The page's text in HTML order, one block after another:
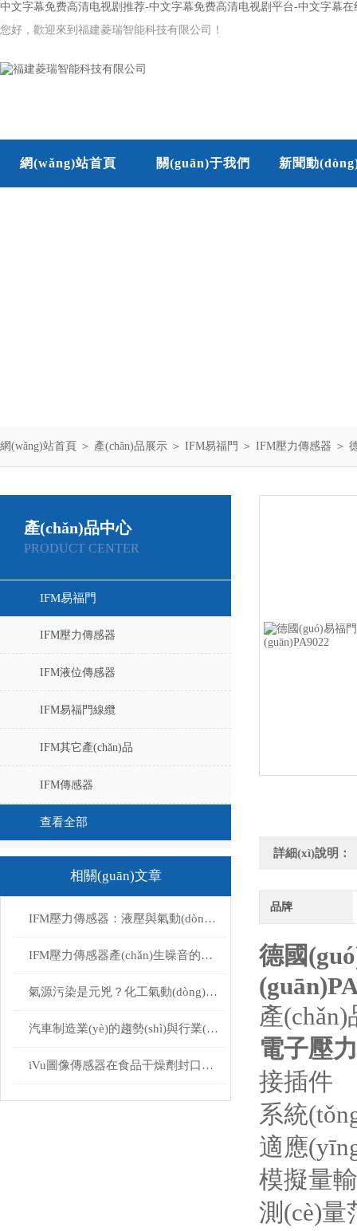
中文字幕免费高清电视剧推荐-中文字幕免费高清电视剧平台-中文字幕
您好，歡迎來到福建菱瑞智能科技有限公司！
網(wǎng)站首頁 關(guān)于我們 新聞動
網(wǎng)站首頁 ＞ 產(chǎn)品展示 ＞ IFM易福門 ＞ IFM壓力傳感器 ＞
產(chǎn)品中心
PRODUCT CENTER
IFM易福門
IFM壓力傳感器
IFM液位傳感器
IFM易福門線纜
IFM其它產(chǎn)品
IFM傳感器
查看全部
相關(guān)文章
IFM壓力傳感器：液壓與氣動(dòng)系統(tǒng)壓力監(jiān)測(cè)的理想之選
IFM壓力傳感器產(chǎn)生噪音的原因
氣源污染是元兇？化工氣動(dòng)系統(tǒng)凈化改造
汽車制造業(yè)的趨勢(shì)與行業(yè)柔性制造系統(tǒng)
iVu圖像傳感器在食品干燥劑封口檢測(cè)中的應(yīng)用
詳細(xì)說明：
品牌
德國
產
電子壓
接插件
系統
適應
模擬量
測(cè)量